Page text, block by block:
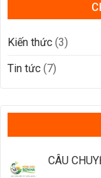
Kiến thức (3)
Tin tức (7)
CÂU